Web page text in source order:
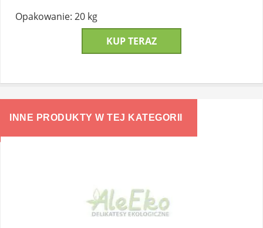
Opakowanie: 20 kg
KUP TERAZ
INNE PRODUKTY W TEJ KATEGORII